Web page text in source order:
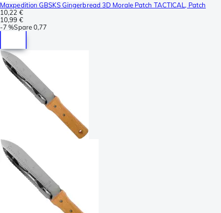
Maxpedition GBSKS Gingerbread 3D Morale Patch TACTICAL, Patch
10,22 €
10,99 €
-7 %Spare0,77